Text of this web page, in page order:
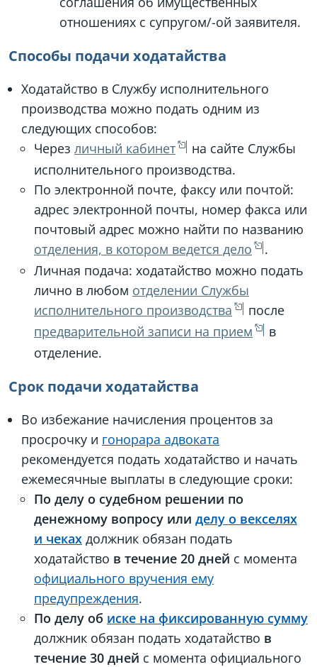
отношениях с супругом/-ой заявителя.
Способы подачи ходатайства
Ходатайство в Службу исполнительного
производства можно подать одним из
следующих способов:
Через личный кабинет
на сайте Службы
исполнительного производства.
По электронной почте, факсу или почтой:
адрес электронной почты, номер факса или
почтовый адрес можно найти по названию
отделения, в котором ведется дело
.
Личная подача: ходатайство можно подать
лично в любом отделении Службы
исполнительного производства
после
предварительной записи на прием
в
отделение.
Срок подачи ходатайства
Во избежание начисления процентов за
просрочку и гонорара адвоката
рекомендуется подать ходатайство и начать
ежемесячные выплаты в следующие сроки:
По делу о судебном решении по
денежному вопросу или делу о векселях
и чеках должник обязан подать
ходатайство в течение 20 дней с момента
официального вручения ему
предупреждения.
По делу об иске на фиксированную сумму
должник обязан подать ходатайство в
течение 30 дней с момента официального